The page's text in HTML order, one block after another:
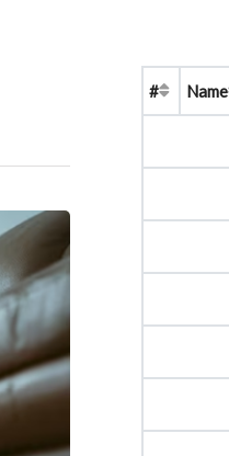
# Name